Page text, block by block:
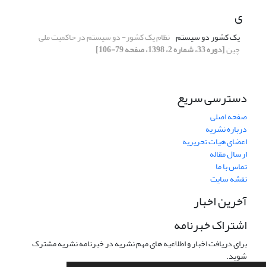
ی
یک کشور دو سیستم نظام یک کشور- دو سیستم در حاکمیت ملی
چین[دوره 33، شماره 2، 1398، صفحه 79-106]
دسترسی سریع
صفحه اصلی
درباره نشریه
اعضای هیات تحریریه
ارسال مقاله
تماس با ما
نقشه سایت
آخرین اخبار
اشتراک خبرنامه
برای دریافت اخبار و اطلاعیه های مهم نشریه در خبرنامه نشریه مشترک
شوید.